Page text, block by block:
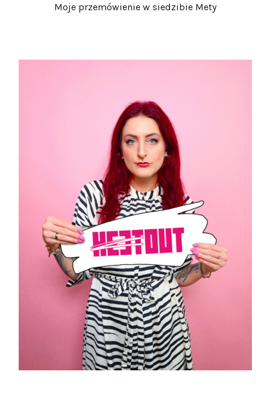
Moje przemówienie w siedzibie Mety